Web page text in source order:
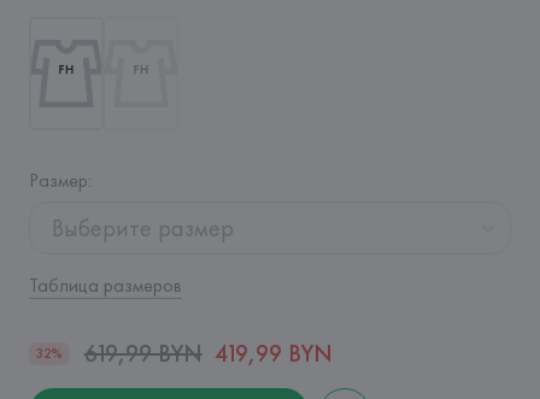
Размер:
Выберите размер
Таблица размеров
32% 619,99 BYN 419,99 BYN